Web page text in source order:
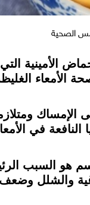
الصحية
في
هو السبب
والشلل